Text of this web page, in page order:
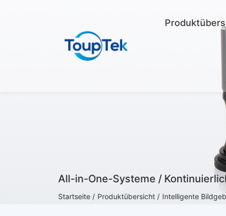
All-in-One-Systeme /
Startseite / Produktübersicht / Intelligente